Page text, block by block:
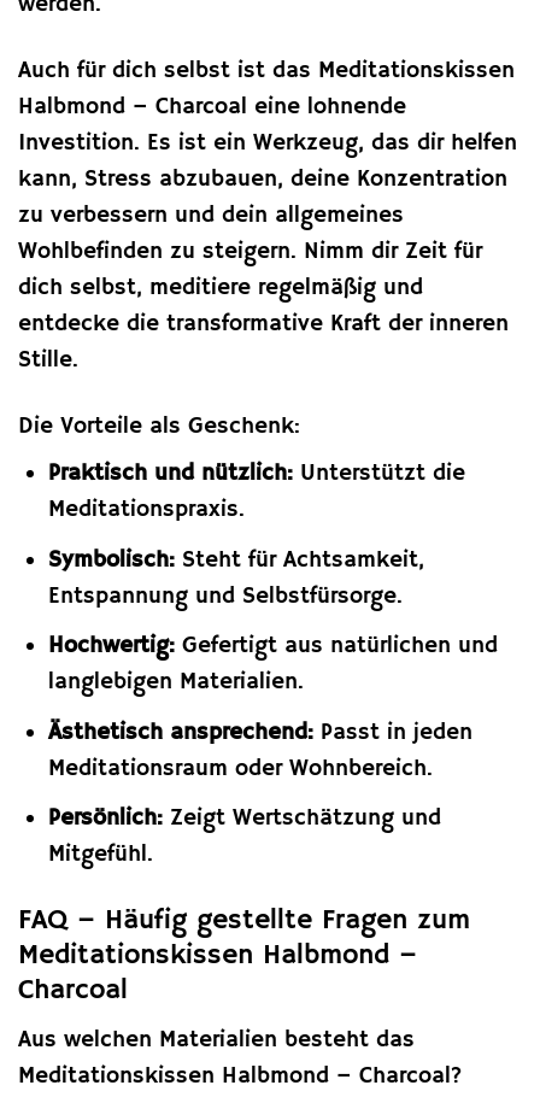
Auch für dich selbst ist das Meditationskissen
Halbmond – Charcoal eine lohnende
Investition. Es ist ein Werkzeug, das dir helfen
kann, Stress abzubauen, deine Konzentration
zu verbessern und dein allgemeines
Wohlbefinden zu steigern. Nimm dir Zeit für
dich selbst, meditiere regelmäßig und
entdecke die transformative Kraft der inneren
Stille.
Die Vorteile als Geschenk:
Praktisch und nützlich:Unterstützt die
Meditationspraxis.
Symbolisch:Steht für Achtsamkeit,
Entspannung und Selbstfürsorge.
Hochwertig:Gefertigt aus natürlichen und
langlebigen Materialien.
Ästhetisch ansprechend:Passt in jeden
Meditationsraum oder Wohnbereich.
Persönlich:Zeigt Wertschätzung und
Mitgefühl.
FAQ – Häufig gestellte Fragen zum
Meditationskissen Halbmond –
Charcoal
Aus welchen Materialien besteht das
Meditationskissen Halbmond – Charcoal?